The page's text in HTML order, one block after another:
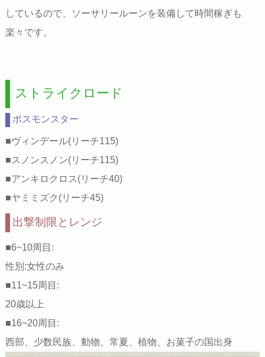
しているので、ソーサリールーンを装備して時間稼ぎも
楽々です。
ストライクロード
ボスモンスター
■ヴィンデール(リーチ115)
■スノンスノン(リーチ115)
■アンキロクロス(リーチ40)
■ヤミミズク(リーチ45)
出撃制限とレンジ
■6~10周目:
性別:女性のみ
■11~15周目:
20歳以上
■16~20周目:
西部、少数民族、動物、常夏、植物、お菓子の国出身